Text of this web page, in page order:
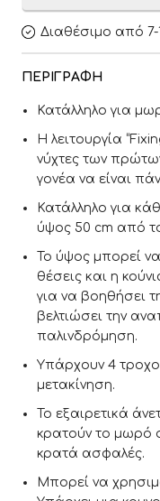
Διαθέσιμο από 7-
ΠΕΡΙΓΡΑΦΉ
Κατάλληλο για
Η λειτουργία
νύχτες των
γονέα να είναι
Κατάλληλο για
ύψος 50 cm από
Το ύψος μπορεί
θέσεις και η
για να βοηθήσει
βελτιώσει την
παλινδρόμηση.
Υπάρχουν 4
μετακίνηση.
Το εξαιρετικά
κρατούν το μωρό
κρατά ασφαλές.
Μπορεί να